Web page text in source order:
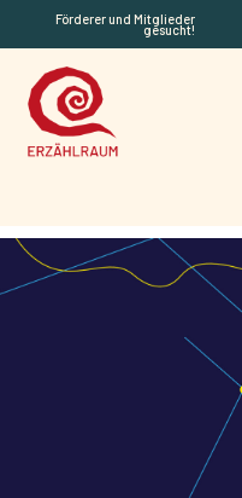
Förderer und Mitglieder
gesucht!